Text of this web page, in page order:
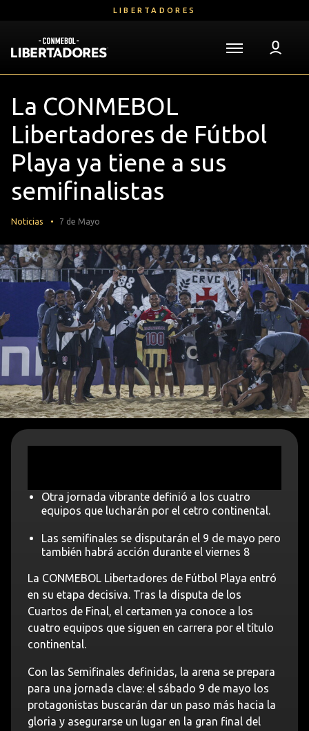
contenido
principal
LIBERTADORES
Mega
Navigation
Noticias
La CONMEBOL
Libertadores de Fútbol
Playa ya tiene a sus
semifinalistas
7 de Mayo
Otra jornada vibrante definió a los cuatro
equipos que lucharán por el cetro continental.
Las semifinales se disputarán el 9 de mayo pero
también habrá acción durante el viernes 8
La CONMEBOL Libertadores de Fútbol Playa entró
en su etapa decisiva. Tras la disputa de los
Cuartos de Final, el certamen ya conoce a los
cuatro equipos que siguen en carrera por el título
continental.
Con las Semifinales definidas, la arena se prepara
para una jornada clave: el sábado 9 de mayo los
protagonistas buscarán dar un paso más hacia la
gloria y asegurarse un lugar en la gran final del